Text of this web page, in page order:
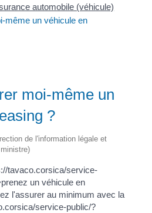
automobile (véhicule)
même un véhicule en
moi-même un
?
de l'information légale et
tavaco.corsica/service-
un véhicule en
l'assurer au minimum avec la
service-public/?